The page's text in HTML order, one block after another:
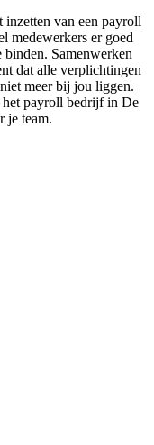
van een payroll
medewerkers er goed
Samenwerken
dat alle verplichtingen
meer bij jou liggen.
het payroll bedrijf in De
je team.